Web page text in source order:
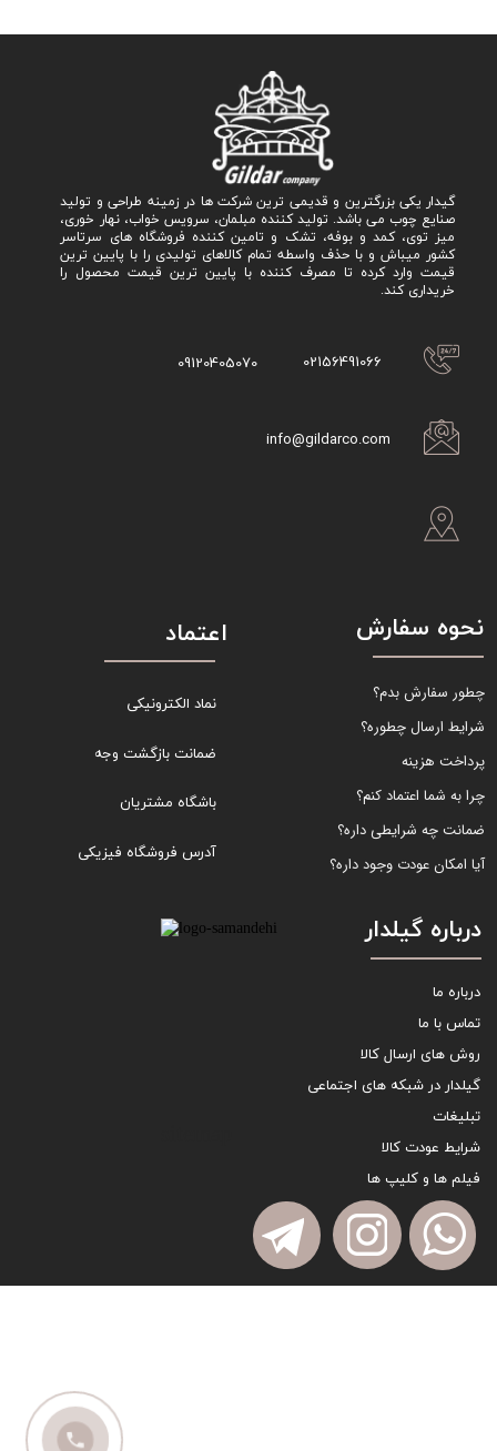
گیدار یکی بزرگترین و قدیمی ترین شرکت ها در زمینه طراحی و تولید
صنایع چوب می باشد. تولید کننده مبلمان، سرویس خواب، نهار خوری،
میز توی، کمد و بوفه، تشک و تامین کننده فروشگاه های سرتاسر
کشور میباش و با حذف واسطه تمام کالاهای تولیدی را با پایین ترین
قیمت وارد کرده تا مصرف کننده با پایین ترین قیمت محصول را
خریداری کند.
02156491066
09120405070
info@gildarco.com
نحوه سفارش
چطور سفارش بدم؟
شرایط ارسال چطوره؟
پرداخت هزینه
چرا به شما اعتماد کنم؟
ضمانت چه شرایطی داره؟
آیا امکان عودت وجود داره؟
اعتماد
نماد الکترونیکی
ضمانت بازگشت وجه
باشگاه مشتریان
آدرس فروشگاه فیزیکی
درباره گیلدار
درباره ما
تماس با ما
روش های ارسال کالا
گیلدار در شبکه های اجتماعی
تبلیغات
شرایط عودت کالا
فیلم ها و کلیپ ها